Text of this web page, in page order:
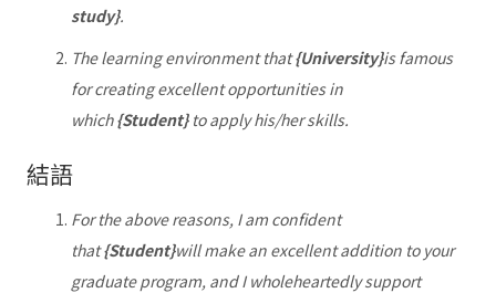
study}.
The learning environment that{University}is famous
for creating excellent opportunities in
which{Student}to apply his/her skills.
結語
For the above reasons, I am confident
that{Student}will make an excellent addition to your
graduate program, and I wholeheartedly support